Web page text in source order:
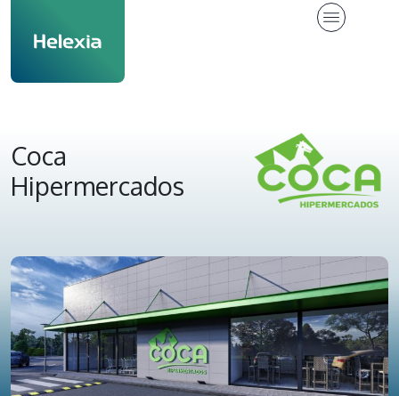
Coca
Hipermercados